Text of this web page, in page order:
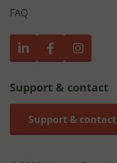
FAQ
Support & contact
Support & contact